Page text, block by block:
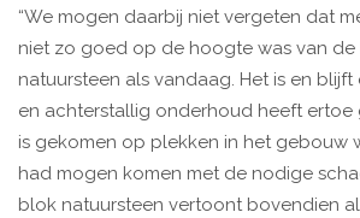
“We mogen daarbij niet vergeten dat
niet zo goed op de hoogte was van de
natuursteen als vandaag. Het is en
en achterstallig onderhoud heeft ertoe
is gekomen op plekken in het gebouw
had mogen komen met de nodige
blok natuursteen vertoont bovendien